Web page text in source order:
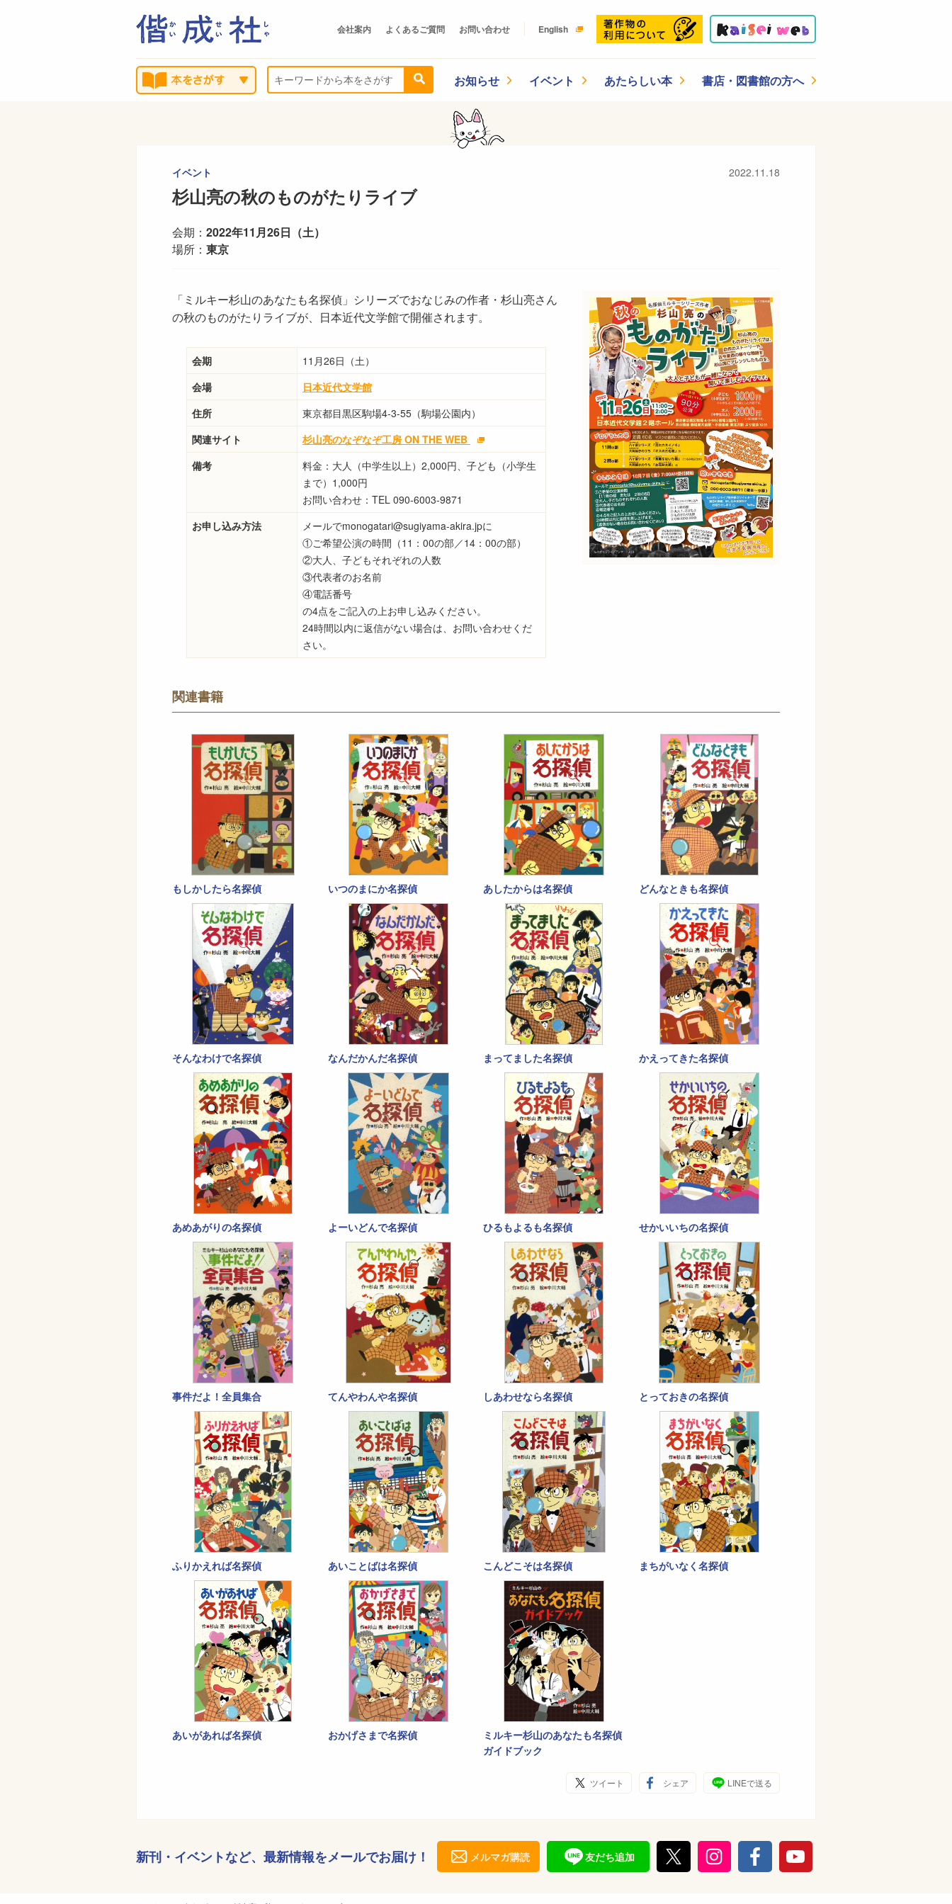
会社案内 よくあるご質問 お問い合わせ English
お知らせ イベント あたらしい本 書店・図書館の方へ
イベント 2022.11.18
杉山亮の秋のものがたりライブ
会期： 2022年11月26日（土）
場所： 東京
「ミルキー杉山のあなたも名探偵」シリーズでおなじみの作者・杉山亮さん
の秋のものがたりライブが、日本近代文学館で開催されます。
会期
11月26日（土）
会場
日本近代文学館
住所
東京都目黒区駒場4-3-55（駒場公園内）
関連サイト
杉山亮のなぞなぞ工房 ON THE WEB
備考
料金：大人（中学生以上）2,000円、子ども（小学生
まで）1,000円
お問い合わせ：TEL 090-6003-9871
お申し込み方法
メールでmonogatari@sugiyama-akira.jpに
①ご希望公演の時間（11：00の部／14：00の部）
②大人、子どもそれぞれの人数
③代表者のお名前
④電話番号
の4点をご記入の上お申し込みください。
24時間以内に返信がない場合は、お問い合わせくだ
さい。
関連書籍
もしかしたら名探偵 いつのまにか名探偵 あしたからは名探偵 どんなときも名探偵
そんなわけで名探偵 なんだかんだ名探偵 まってました名探偵 かえってきた名探偵
あめあがりの名探偵 よーいどんで名探偵 ひるもよるも名探偵 せかいいちの名探偵
事件だよ！全員集合 てんやわんや名探偵 しあわせなら名探偵 とっておきの名探偵
ふりかえれば名探偵 あいことばは名探偵 こんどこそは名探偵 まちがいなく名探偵
あいがあれば名探偵 おかげさまで名探偵
ミルキー杉山のあなたも名探偵
ガイドブック
ツイート シェア LINEで送る
新刊・イベントなど、 最新情報をメールでお届け！ メルマガ購読 友だち追加